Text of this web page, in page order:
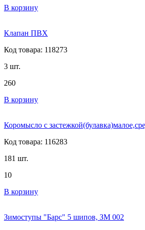
В корзину
Клапан ПВХ
Код товара: 118273
3 шт.
260
В корзину
Коромысло с
Код товара: 116283
181 шт.
10
В корзину
Зимоступы "Барс" 5 шипов, ЗМ 002